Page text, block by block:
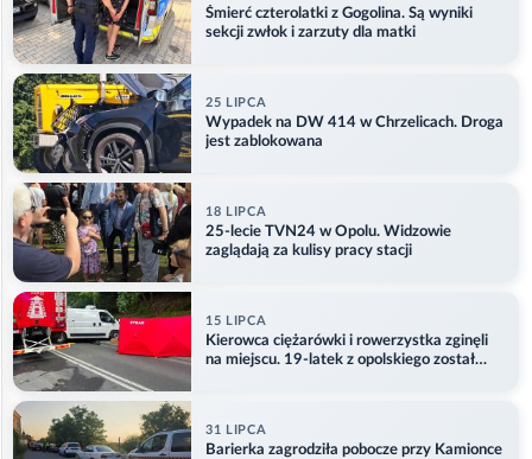
Śmierć czterolatki z Gogolina. Są wyniki
sekcji zwłok i zarzuty dla matki
25 LIPCA
Wypadek na DW 414 w Chrzelicach. Droga
jest zablokowana
18 LIPCA
25-lecie TVN24 w Opolu. Widzowie
zaglądają za kulisy pracy stacji
15 LIPCA
Kierowca ciężarówki i rowerzystka zginęli
na miejscu. 19-latek z opolskiego został
31 LIPCA
Barierka zagrodziła pobocze przy Kamionce